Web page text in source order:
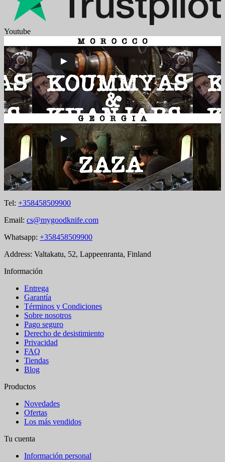
Youtube
Tel: +358458509900
Email: cs@mygoodknife.com
Whatsapp: +358458509900
Address: Valtakatu, 52, Lappeenranta, Finland
Información
Entrega
Garantía
Términos y Condiciones
Sobre nosotros
Pago seguro
Derecho de desistimiento
Privacidad
FAQ
Tiendas
Blog
Productos
Novedades
Ofertas
Los más vendidos
Tu cuenta
Información personal